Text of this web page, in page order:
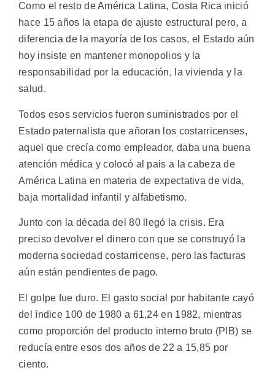
Como el resto de América Latina, Costa Rica inició
hace 15 años la etapa de ajuste estructural pero, a
diferencia de la mayoría de los casos, el Estado aún
hoy insiste en mantener monopolios y la
responsabilidad por la educación, la vivienda y la
salud.
Todos esos servicios fueron suministrados por el
Estado paternalista que añoran los costarricenses,
aquel que crecía como empleador, daba una buena
atención médica y colocó al pais a la cabeza de
América Latina en materia de expectativa de vida,
baja mortalidad infantil y alfabetismo.
Junto con la década del 80 llegó la crisis. Era
preciso devolver el dinero con que se construyó la
moderna sociedad costarricense, pero las facturas
aún están pendientes de pago.
El golpe fue duro. El gasto social por habitante cayó
del índice 100 de 1980 a 61,24 en 1982, mientras
como proporción del producto interno bruto (PIB) se
reducía entre esos dos años de 22 a 15,85 por
ciento.